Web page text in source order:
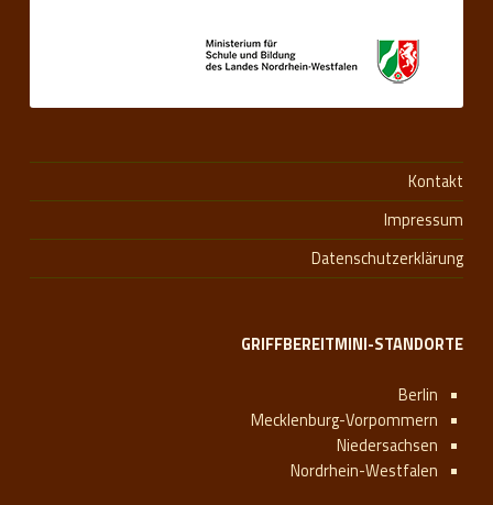
Kontakt
Impressum
Datenschutzerklärung
GRIFFBEREITMINI-STANDORTE
Berlin
Mecklenburg-Vorpommern
Niedersachsen
Nordrhein-Westfalen